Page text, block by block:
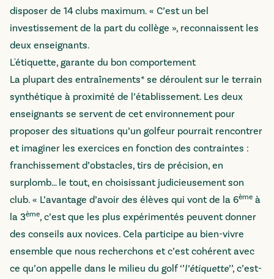
disposer de 14 clubs maximum. « C’est un bel
investissement de la part du collège », reconnaissent les
deux enseignants.
L'étiquette, garante du bon comportement
La plupart des entraînements* se déroulent sur le terrain
synthétique à proximité de l’établissement. Les deux
enseignants se servent de cet environnement pour
proposer des situations qu’un golfeur pourrait rencontrer
et imaginer les exercices en fonction des contraintes :
franchissement d’obstacles, tirs de précision, en
surplomb… le tout, en choisissant judicieusement son
club. « L’avantage d’avoir des élèves qui vont de la 6ème à
la 3ème, c’est que les plus expérimentés peuvent donner
des conseils aux novices. Cela participe au bien-vivre
ensemble que nous recherchons et c’est cohérent avec
ce qu’on appelle dans le milieu du golf ‘’l’étiquette’’, c’est-